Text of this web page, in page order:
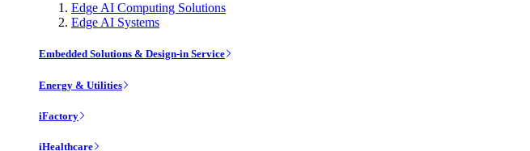
Edge AI Computing Solutions
Edge AI Systems
Embedded Solutions & Design-in Service
Energy & Utilities
iFactory
iHealthcare